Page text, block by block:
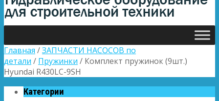
Главная /ЗАПЧАСТИ НАСОСОВ по
детали / Пружинки / Комплект пружинок (9шт.)
Hyundai R430LC-9SH
Категории